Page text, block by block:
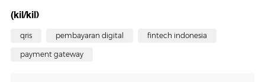
(kil/kil)
qris pembayaran digital fintech indonesia
payment gateway